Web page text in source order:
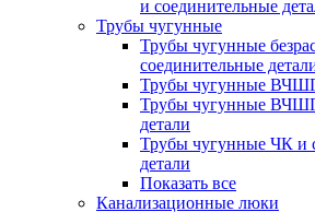
и соединительные
Трубы чугунные
Трубы чугунные
соединительные
Трубы чугунные
Трубы чугунные
детали
Трубы чугунные ЧК и
детали
Показать все
Канализационные люки